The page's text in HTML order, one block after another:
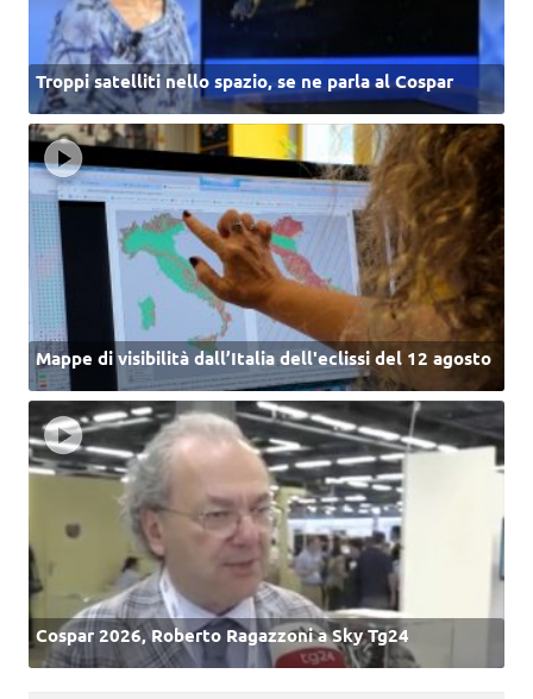
Troppi satelliti nello spazio, se ne parla al Cospar
Mappe di visibilità dall’Italia dell'eclissi del 12 agosto
Cospar 2026, Roberto Ragazzoni a Sky Tg24